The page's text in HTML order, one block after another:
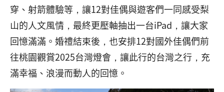
穿、射箭體驗等，讓12對佳偶與遊客們一同感受梨
山的人文風情，最終更壓軸抽出一台iPad，讓大家
回憶滿滿。婚禮結束後，也安排12對國外佳偶們前
往桃園觀賞2025台灣燈會，讓此行的台灣之行，充
滿幸福、浪漫而動人的回憶。